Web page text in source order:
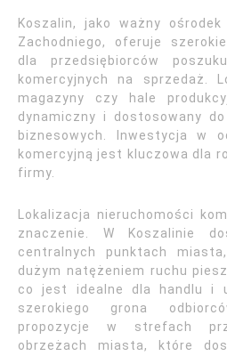
Koszalin, jako ważny
Zachodniego, oferuje
dla przedsiębiorców
komercyjnych na sprzedaż.
magazyny czy hale
dynamiczny i dostosowany
biznesowych. Inwestycja w
komercyjną jest kluczowa dla
firmy.
Lokalizacja nieruchomości
znaczenie. W Koszalinie
centralnych punktach
dużym natężeniem ruchu
co jest idealne dla handlu i
szerokiego grona
propozycje w strefach
obrzeżach miasta, które